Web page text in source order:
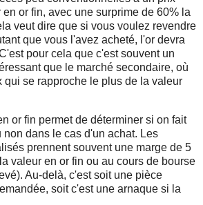
or fin, avec une surprime de 60% la
veut dire que si vous voulez revendre
que vous l'avez acheté, l'or devra
pour cela que c'est souvent un
que le marché secondaire, où
qui se rapproche le plus de la valeur
or fin permet de déterminer si on fait
non dans le cas d'un achat. Les
prennent souvent une marge de 5
valeur en or fin ou au cours de bourse
Au-delà, c'est soit une pièce
soit c'est une arnaque si la